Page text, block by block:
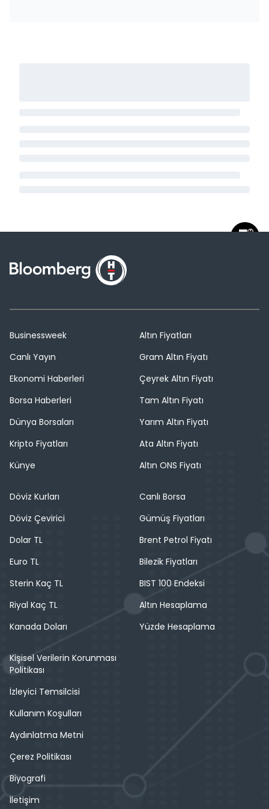
Businessweek
Canlı Yayın
Ekonomi Haberleri
Borsa Haberleri
Dünya Borsaları
Kripto Fiyatları
Künye
Altın Fiyatları
Gram Altın Fiyatı
Çeyrek Altın Fiyatı
Tam Altın Fiyatı
Yarım Altın Fiyatı
Ata Altın Fiyatı
Altın ONS Fiyatı
Döviz Kurları
Döviz Çevirici
Dolar TL
Euro TL
Sterin Kaç TL
Riyal Kaç TL
Kanada Doları
Canlı Borsa
Gümüş Fiyatları
Brent Petrol Fiyatı
Bilezik Fiyatları
BIST 100 Endeksi
Altın Hesaplama
Yüzde Hesaplama
Kişisel Verilerin Korunması
Politikası
İzleyici Temsilcisi
Kullanım Koşulları
Aydınlatma Metni
Çerez Politikası
Biyografi
İletişim